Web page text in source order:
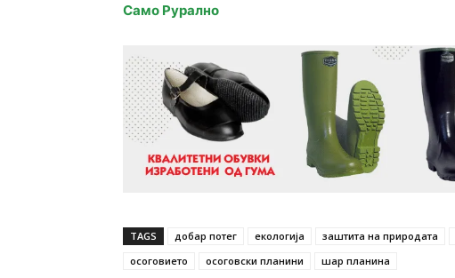
Само Рурално
TAGS добар потег екологија заштита на природата
осоговието
осоговски планини шар планина